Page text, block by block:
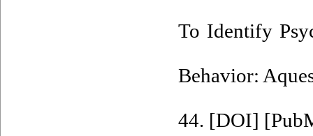
To Identify
Behavior:
44. [DOI] [